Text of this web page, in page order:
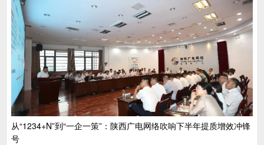
中国广电：编制一体化电视技术标准白皮书
从“1234+N”到“一企一策”：陕西广电网络吹响下半年提质增效冲锋
号